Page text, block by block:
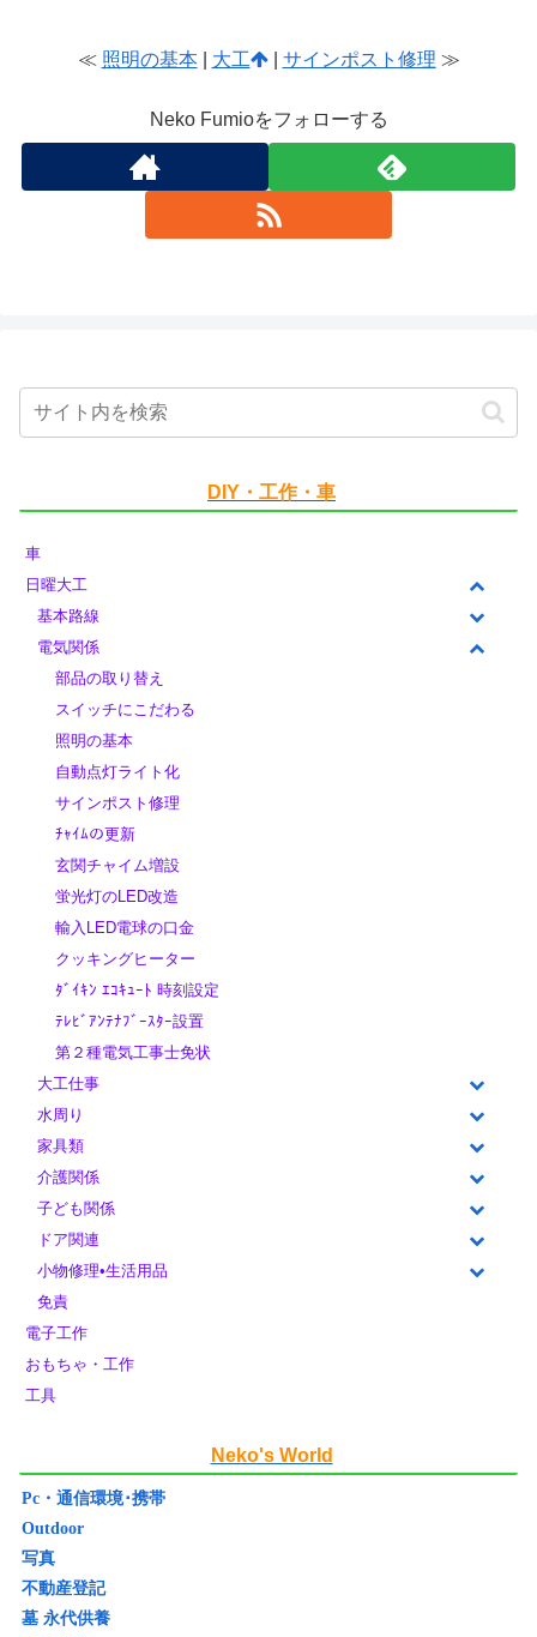
≪ 照明の基本| 大工 | サインポスト修理 ≫
Neko Fumioをフォローする
DIY・工作・車
車
日曜大工
基本路線
電気関係
部品の取り替え
スイッチにこだわる
照明の基本
自動点灯ライト化
サインポスト修理
ﾁｬｲﾑの更新
玄関チャイム増設
蛍光灯のLED改造
輸入LED電球の口金
クッキングヒーター
ﾀﾞｲｷﾝ ｴｺｷｭｰﾄ 時刻設定
ﾃﾚﾋﾞｱﾝﾃﾅﾌﾞｰｽﾀｰ設置
第２種電気工事士免状
大工仕事
水周り
家具類
介護関係
子ども関係
ドア関連
小物修理•生活用品
免責
電子工作
おもちゃ・工作
工具
Neko's World
Pc・通信環境･携帯
Outdoor
写真
不動産登記
墓 永代供養